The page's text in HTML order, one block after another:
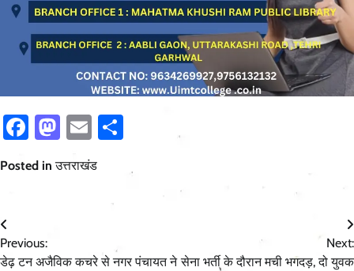
Facebook
Mastodon
EmailShare
Posted inउत्तराखंड
Post
navigation
Previous:
डेढ़ टन अजैविक कचरे से नगर पंचायत ने
Next:
सेना भर्ती के दौरान मची भगदड़, दो युवक